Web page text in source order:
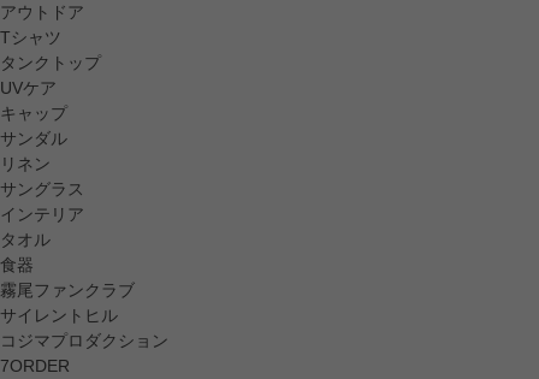
アウトドア
Tシャツ
タンクトップ
UVケア
キャップ
サンダル
リネン
サングラス
インテリア
タオル
食器
霧尾ファンクラブ
サイレントヒル
コジマプロダクション
7ORDER